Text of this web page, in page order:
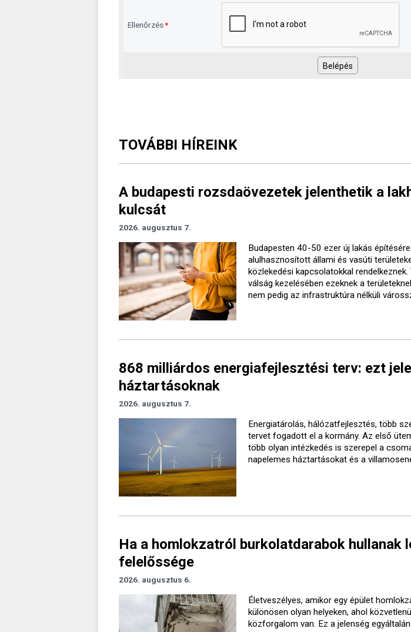
Ellenőrzés *
TOVÁBBI HÍREINK
A budapesti rozsdaövezetek jelenthetik a
kulcsát
2026. augusztus 7.
Budapesten 40-50 ezer új lakás
alulhasznosított állami és vasúti
közlekedési kapcsolatokkal
válság kezelésében ezeknek a
nem pedig az infrastruktúra nélküli
868 milliárdos energiafejlesztési terv: ezt
háztartásoknak
2026. augusztus 7.
Energiatárolás, hálózatfejlesztés, több
tervet fogadott el a kormány. Az első
több olyan intézkedés is szerepel a
napelemes háztartásokat és a
Ha a homlokzatról burkolatdarabok hullanak
felelőssége
2026. augusztus 6.
Életveszélyes, amikor egy épület
különösen olyan helyeken, ahol
közforgalom van. Ez a jelenség